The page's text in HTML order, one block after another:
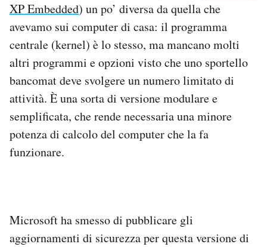
XP Embedded) un po’ diversa da quella che
avevamo sui computer di casa: il programma
centrale (kernel) è lo stesso, ma mancano molti
altri programmi e opzioni visto che uno sportello
bancomat deve svolgere un numero limitato di
attività. È una sorta di versione modulare e
semplificata, che rende necessaria una minore
potenza di calcolo del computer che la fa
funzionare.
Microsoft ha smesso di pubblicare gli
aggiornamenti di sicurezza per questa versione di